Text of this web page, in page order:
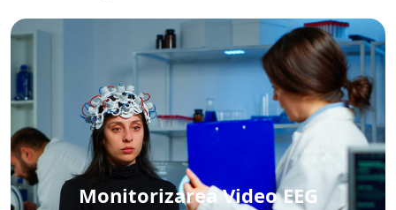
Monitorizarea Video EEG